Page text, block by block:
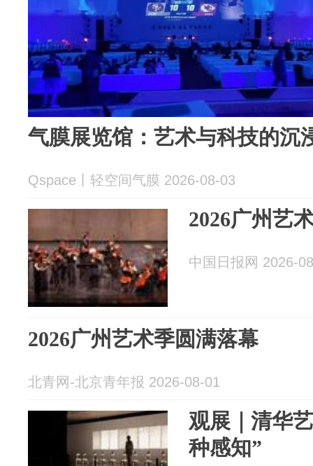
气膜展览馆：艺术与科技的沉
Qspace丨轻空间气膜 2026-08-03
2026广州艺
中国日报网 2026-
2026广州艺术季圆满落幕
北青网-北京青年报 2026-08-01
观展｜清华
种感知”